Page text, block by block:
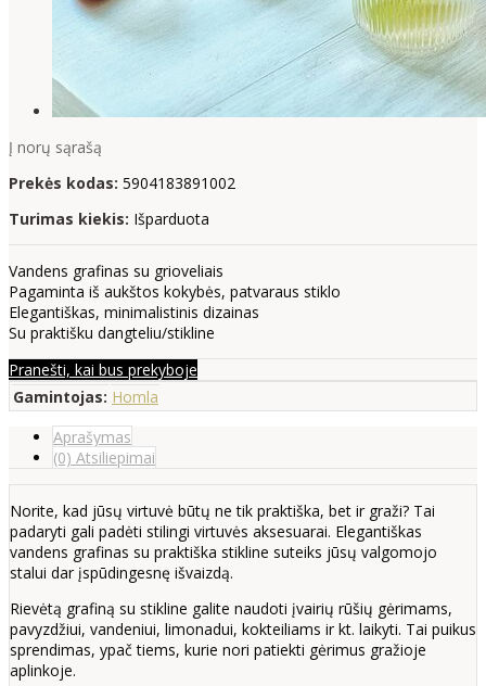
Į norų sąrašą
Prekės kodas: 5904183891002
Turimas kiekis: Išparduota
Vandens grafinas su grioveliais
Pagaminta iš aukštos kokybės, patvaraus stiklo
Elegantiškas, minimalistinis dizainas
Su praktišku dangteliu/stikline
Pranešti, kai bus prekyboje
Gamintojas: Homla
Aprašymas
(0) Atsiliepimai
Norite, kad jūsų virtuvė būtų ne tik praktiška, bet ir graži? Tai
padaryti gali padėti stilingi virtuvės aksesuarai. Elegantiškas
vandens grafinas su praktiška stikline suteiks jūsų valgomojo
stalui dar įspūdingesnę išvaizdą.
Rievėtą grafiną su stikline galite naudoti įvairių rūšių gėrimams,
pavyzdžiui, vandeniui, limonadui, kokteiliams ir kt. laikyti. Tai puikus
sprendimas, ypač tiems, kurie nori patiekti gėrimus gražioje
aplinkoje.